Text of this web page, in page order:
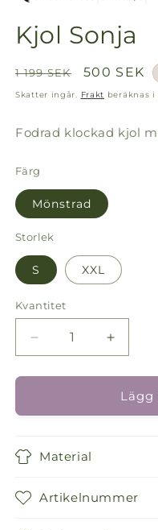
Kjol Sonja
Ordinarie
pris
1 199 SEK 500 SEK
Skatter ingår. Frakt beräknas i
Fodrad klockad kjol
Färg
Mönstrad
Storlek
S XXL
Kvantitet
Kvantitet
Minska
kvantitet
för
Sonja
Öka
kvantitet
för
Kjol
Sonja
Lägg
Material
Artikelnummer